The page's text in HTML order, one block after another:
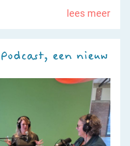
lees meer
een nieuw